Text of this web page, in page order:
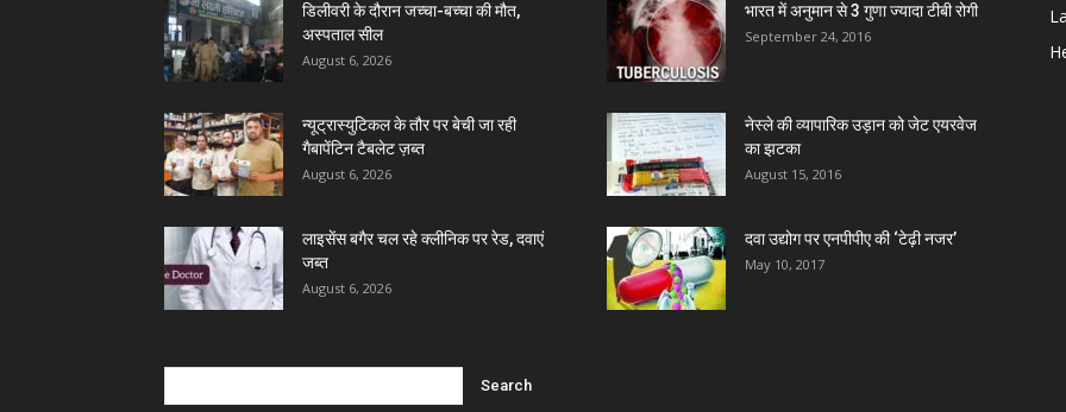
डिलीवरी के दौरान जच्चा-बच्चा की मौत,
अस्पताल सील
August 6, 2026
न्यूट्रास्युटिकल के तौर पर बेची जा रही
गैबापेंटिन टैबलेट ज़ब्त
August 6, 2026
लाइसेंस बगैर चल रहे क्लीनिक पर रेड, दवाएं
जब्त
August 6, 2026
भारत में अनुमान से 3 गुणा ज्यादा टीबी रोगी
September 24, 2016
नेस्ले की व्यापारिक उड़ान को जेट एयरवेज
का झटका
August 15, 2016
दवा उद्योग पर एनपीपीए की ‘टेढ़ी नजर’
May 10, 2017